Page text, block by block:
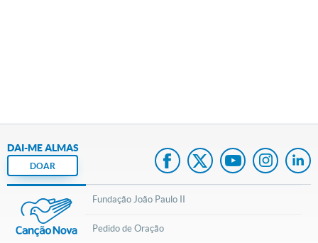
DAI-ME ALMAS
DOAR
Fundação João Paulo II
Pedido de Oração